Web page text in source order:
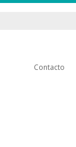
Contacto